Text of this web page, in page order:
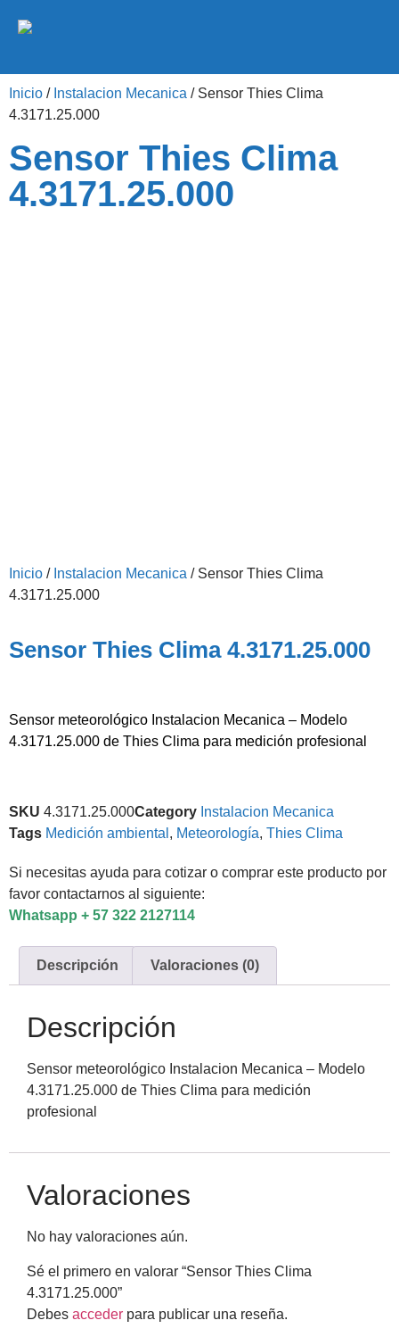
Inicio / Instalacion Mecanica / Sensor Thies Clima
4.3171.25.000
Sensor Thies Clima
4.3171.25.000
Inicio / Instalacion Mecanica / Sensor Thies Clima
4.3171.25.000
Sensor Thies Clima 4.3171.25.000
Sensor meteorológico Instalacion Mecanica – Modelo
4.3171.25.000 de Thies Clima para medición profesional
SKU 4.3171.25.000Category Instalacion Mecanica
Tags Medición ambiental , Meteorología, Thies Clima
Si necesitas ayuda para cotizar o comprar este producto por
favor contactarnos al siguiente:
Whatsapp + 57 322 2127114
Descripción Valoraciones (0)
Descripción
Sensor meteorológico Instalacion Mecanica – Modelo
4.3171.25.000 de Thies Clima para medición
profesional
Valoraciones
No hay valoraciones aún.
Sé el primero en valorar “Sensor Thies Clima
4.3171.25.000”
Debes acceder para publicar una reseña.